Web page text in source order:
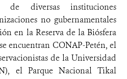
de diversas instituciones
no gubernamentales
en la Reserva de la Biósfera
encuentran CONAP-Petén, el
de la Universidad
el Parque Nacional Tikal